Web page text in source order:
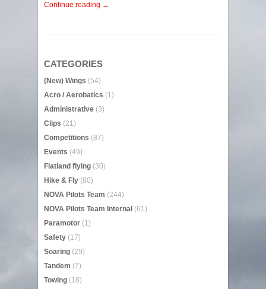
Continue reading →
CATEGORIES
(New) Wings (54)
Acro / Aerobatics (1)
Administrative (3)
Clips (21)
Competitions (87)
Events (49)
Flatland flying (30)
Hike & Fly (80)
NOVA Pilots Team (244)
NOVA Pilots Team Internal (61)
Paramotor (1)
Safety (17)
Soaring (29)
Tandem (7)
Towing (18)